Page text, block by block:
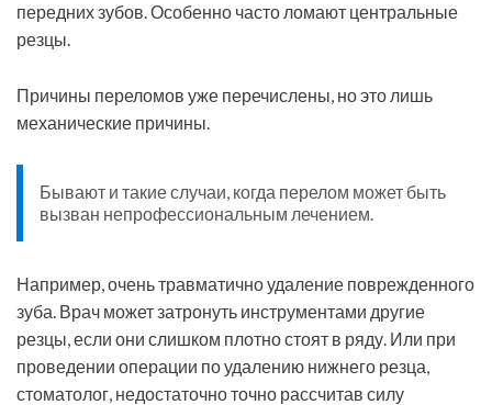
передних зубов. Особенно часто ломают центральные
резцы.
Причины переломов уже перечислены, но это лишь
механические причины.
Бывают и такие случаи, когда перелом может быть
вызван непрофессиональным лечением.
Например, очень травматично удаление поврежденного
зуба. Врач может затронуть инструментами другие
резцы, если они слишком плотно стоят в ряду. Или при
проведении операции по удалению нижнего резца,
стоматолог, недостаточно точно рассчитав силу